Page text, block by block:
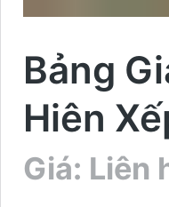
Bảng
Hiên
Giá: Liên